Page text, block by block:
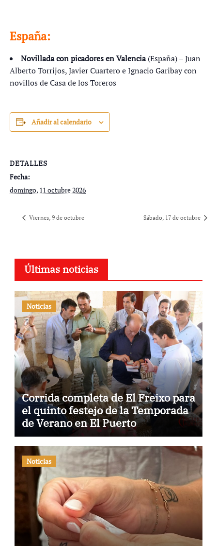
España:
Novillada con picadores en Valencia(España) – Juan
Alberto Torrijos, Javier Cuartero e Ignacio Garibay con
novillos de Casa de los Toreros
Añadir al calendario
DETALLES
Fecha:
domingo, 11 octubre 2026
Viernes, 9 de octubre Sábado, 17 de octubre
Últimas noticias
Noticias
Corrida completa de El Freixo para
el quinto festejo de la Temporada
de Verano en El Puerto
Noticias